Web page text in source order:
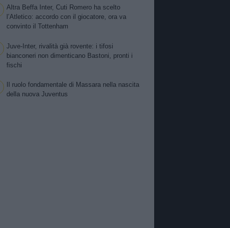
Altra Beffa Inter, Cuti Romero ha scelto
l’Atletico: accordo con il giocatore, ora va
convinto il Tottenham
Juve-Inter, rivalità già rovente: i tifosi
bianconeri non dimenticano Bastoni, pronti i
fischi
Il ruolo fondamentale di Massara nella nascita
della nuova Juventus